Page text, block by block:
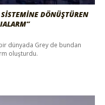
DÖNÜŞTÜREN
dünyada Grey de bundan
oluşturdu.